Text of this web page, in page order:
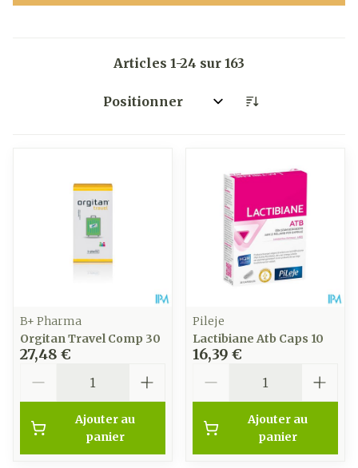
Articles 1-24 sur 163
Trier par:
B+ Pharma
Orgitan Travel Comp 30
27,48 €
Ajouter au
panier
Pileje
Lactibiane Atb Caps 10
16,39 €
Ajouter au
panier